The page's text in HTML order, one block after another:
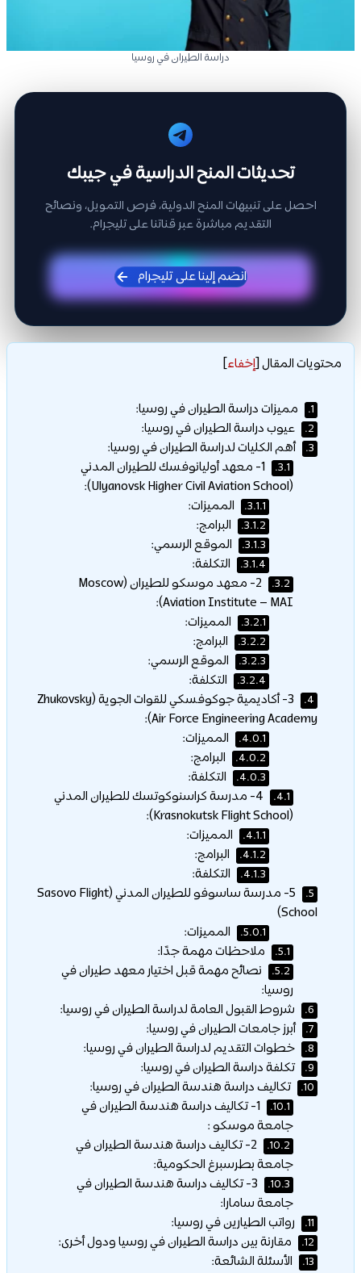
دراسة الطيران في روسيا
تحديثات المنح الدراسية في جيبك
احصل على تنبيهات المنح الدولية، فرص التمويل، ونصائح
التقديم مباشرة عبر قناتنا على تليجرام.
انضم إلينا على تليجرام
محتويات المقال[إخفاء]
1. مميزات دراسة الطيران في روسيا:
2. عيوب دراسة الطيران في روسيا:
3. أهم الكليات لدراسة الطيران في روسيا:
3.1.
1- معهد أوليانوفسك للطيران المدني
(Ulyanovsk Higher Civil Aviation School):
3.1.1. المميزات:
3.1.2. البرامج:
3.1.3. الموقع الرسمي:
3.1.4. التكلفة:
3.2.
2- معهد موسكو للطيران (Moscow
Aviation Institute – MAI):
3.2.1. المميزات:
3.2.2. البرامج:
3.2.3. الموقع الرسمي:
3.2.4. التكلفة:
4.
3- أكاديمية جوكوفسكي للقوات الجوية (Zhukovsky
Air Force Engineering Academy):
4.0.1. المميزات:
4.0.2. البرامج:
4.0.3. التكلفة:
4.1.
4- مدرسة كراسنوكوتسك للطيران المدني
(Krasnokutsk Flight School):
4.1.1. المميزات:
4.1.2. البرامج:
4.1.3. التكلفة:
5.
5- مدرسة ساسوفو للطيران المدني (Sasovo Flight
School)
5.0.1. المميزات:
5.1. ملاحظات مهمة جدًا:
5.2.
نصائح مهمة قبل اختيار معهد طيران في
روسيا:
6. شروط القبول العامة لدراسة الطيران في روسيا:
7. أبرز جامعات الطيران في روسيا:
8. خطوات التقديم لدراسة الطيران في روسيا:
9. تكلفة دراسة الطيران في روسيا:
10. تكاليف دراسة هندسة الطيران في روسيا:
10.1.
1- تكاليف دراسة هندسة الطيران في
جامعة موسكو :
10.2.
2- تكاليف دراسة هندسة الطيران في
جامعة بطرسبرغ الحكومية:
10.3.
3- تكاليف دراسة هندسة الطيران في
جامعة سامارا:
11. رواتب الطيارين في روسيا:
12. مقارنة بين دراسة الطيران في روسيا ودول أخرى:
13. الأسئلة الشائعة: